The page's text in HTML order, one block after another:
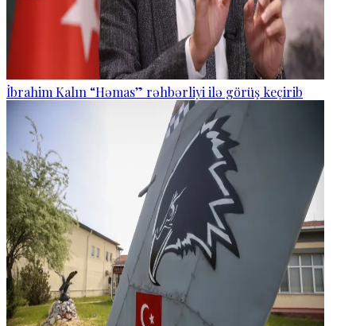
İbrahim Kalın “Həmas” rəhbərliyi ilə görüş keçirib